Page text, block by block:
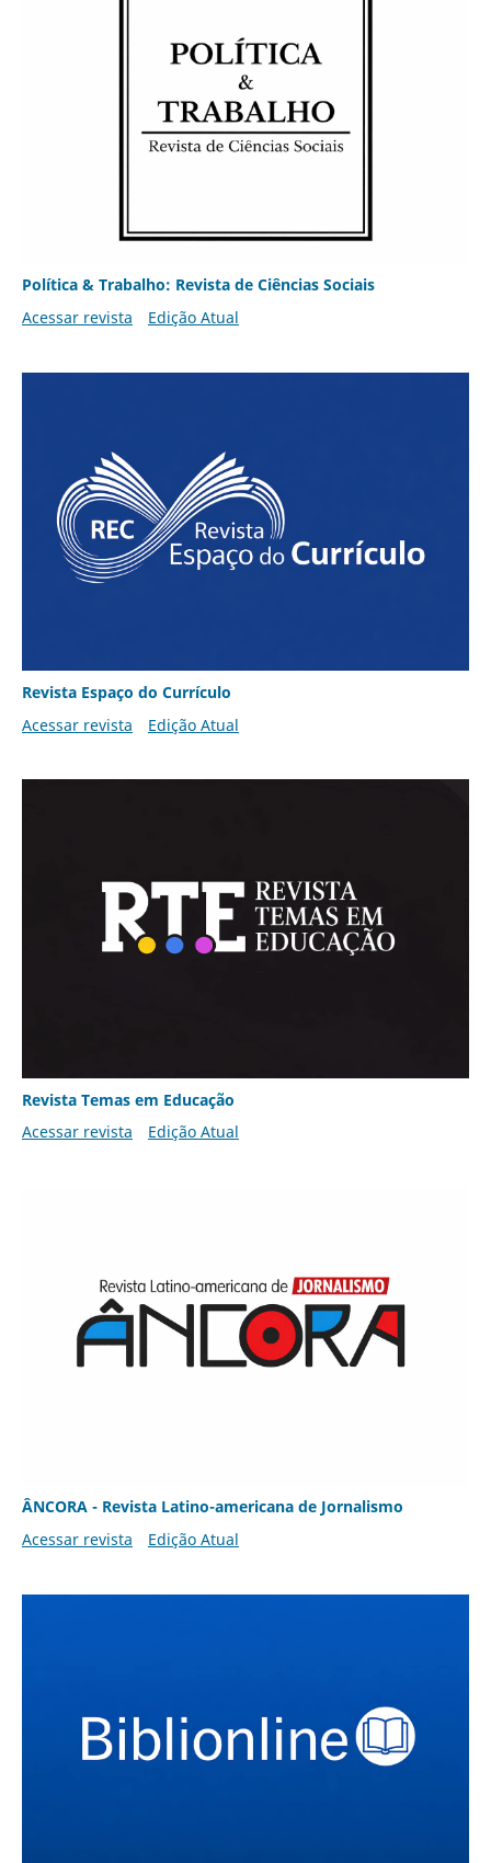
Política & Trabalho: Revista de Ciências Sociais
Acessar revista
Edição Atual
Revista Espaço do Currículo
Acessar revista
Edição Atual
Revista Temas em Educação
Acessar revista
Edição Atual
ÂNCORA - Revista Latino-americana de Jornalismo
Acessar revista
Edição Atual